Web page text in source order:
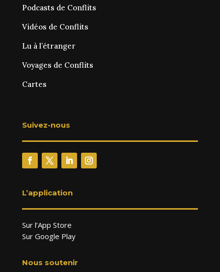
Podcasts de Conflits
Vidéos de Conflits
Lu à l’étranger
Voyages de Conflits
Cartes
Suivez-nous
L’application
Sur l’App Store
Sur Google Play
Nous soutenir